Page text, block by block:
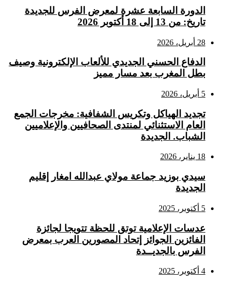
الدورة السابعة عشرة لمعرض الفرس للجديدة
تاريخ: من 13 إلى 18 أكتوبر 2026
28 أبريل، 2026
الدفاع الحسني الجديدي للألعاب الإلكترونية وصيف
بطل المغرب بعد مسار مميز
5 أبريل، 2026
تجديد الهياكل وتكريس الشفافية: مخرجات الجمع
العام الاستثنائي لمنتدى الصحافيين والإعلاميين
الشباب. الجديدة
18 يناير، 2026
سيدي بوزيد جماعة مولاي عبدالله امغار إقليم
الجديدة
5 أكتوبر، 2025
عدسات الإعلامية توتق للحظة تتويجا لجائزة
الفائزين الجوائز إتحاد المصورين العرب بمعرض
الفرس بالجديــدة
4 أكتوبر، 2025